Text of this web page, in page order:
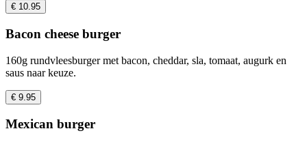
€ 10.95
Bacon cheese burger
160g rundvleesburger met bacon, cheddar, sla, tomaat, augurk en
saus naar keuze.
€ 9.95
Mexican burger